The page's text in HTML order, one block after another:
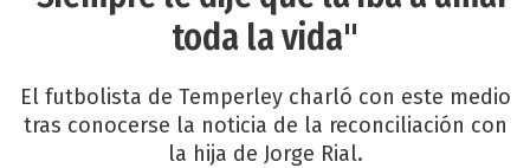
toda la vida"
El futbolista de Temperley charló con este medio
tras conocerse la noticia de la reconciliación con
la hija de Jorge Rial.